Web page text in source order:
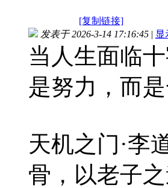
[复制链接]
发表于 2026-3-14 17:16:45 | 显
当人生面临
是努力，而
天机之门·李
骨，以老子